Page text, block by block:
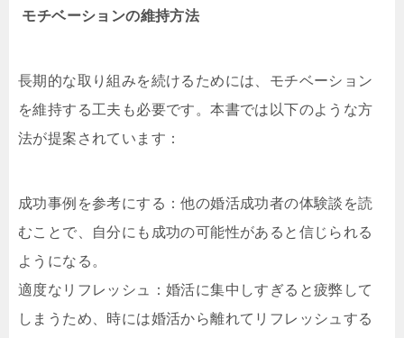
モチベーションの維持方法
長期的な取り組みを続けるためには、モチベーション
を維持する工夫も必要です。本書では以下のような方
法が提案されています：
成功事例を参考にする：他の婚活成功者の体験談を読
むことで、自分にも成功の可能性があると信じられる
ようになる。
適度なリフレッシュ：婚活に集中しすぎると疲弊して
しまうため、時には婚活から離れてリフレッシュする